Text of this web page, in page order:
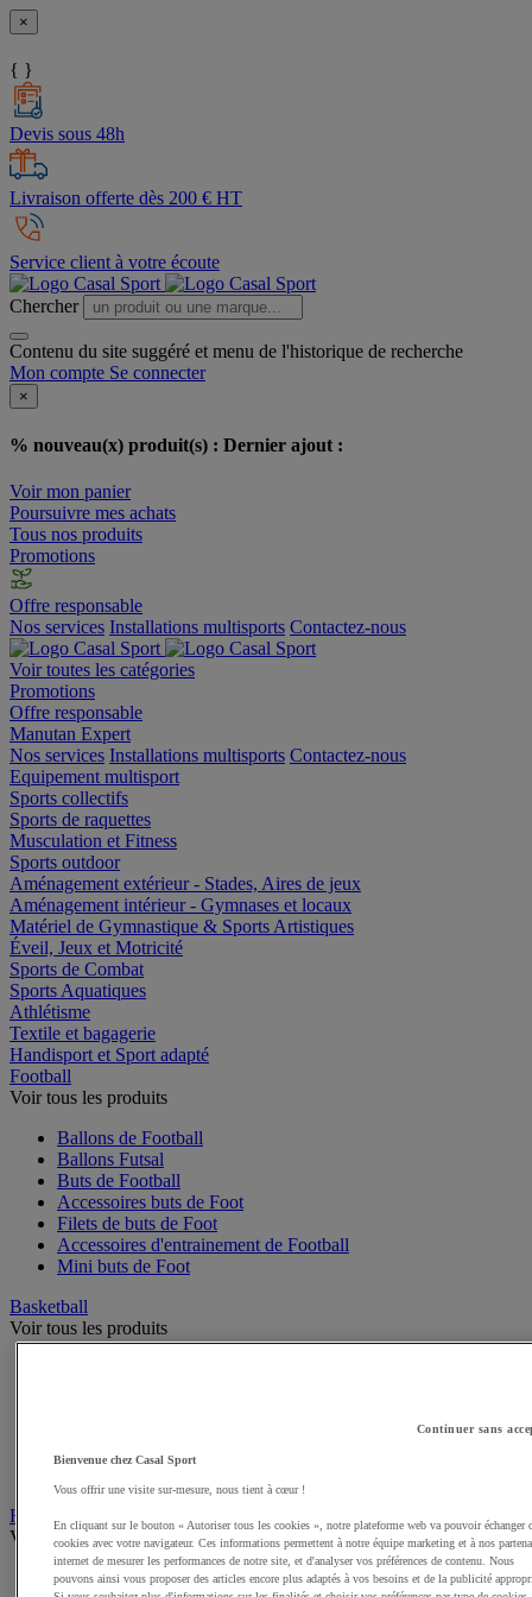
×
{ }
Devis sous 48h
Livraison offerte dès 200 € HT
Service client à votre écoute
Chercher
Contenu du site suggéré et menu de l'historique de recherche
Mon compte Se connecter
×
% nouveau(x) produit(s) : Dernier ajout :
Voir mon panier
Poursuivre mes achats
Tous nos produits
Promotions
Offre responsable
Nos services Installations multisports Contactez-nous
Voir toutes les catégories
Promotions
Offre responsable
Manutan Expert
Nos services Installations multisports Contactez-nous
Equipement multisport
Sports collectifs
Sports de raquettes
Musculation et Fitness
Sports outdoor
Aménagement extérieur - Stades, Aires de jeux
Aménagement intérieur - Gymnases et locaux
Matériel de Gymnastique & Sports Artistiques
Éveil, Jeux et Motricité
Sports de Combat
Sports Aquatiques
Athlétisme
Textile et bagagerie
Handisport et Sport adapté
Football
Voir tous les produits
Ballons de Football
Ballons Futsal
Buts de Football
Accessoires buts de Foot
Filets de buts de Foot
Accessoires d'entrainement de Football
Mini buts de Foot
Basketball
Voir tous les produits
Accessoires terrain de Basket
Handball
Voir tous les produits
Ballons de Handball
Continuer sans
Bienvenue chez Casal Sport
Vous offrir une visite sur-mesure, nous tient à cœur !
En cliquant sur le bouton « Autoriser tous les cookies », notre plateforme web va pouvoir échanger
cookies avec votre navigateur. Ces informations permettent à notre équipe marketing et à nos
internet de mesurer les performances de notre site, et d'analyser vos préférences de contenu. Nous
pouvons ainsi vous proposer des articles encore plus adaptés à vos besoins et de la publicité